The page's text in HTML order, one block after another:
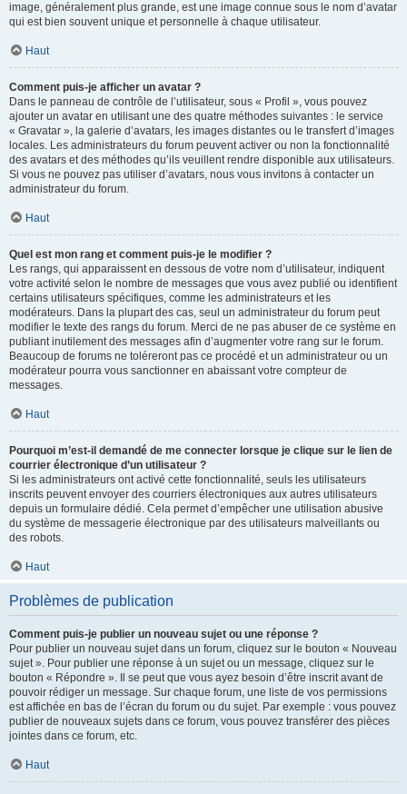
image, généralement plus grande, est une image connue sous le nom d’avatar
qui est bien souvent unique et personnelle à chaque utilisateur.
Haut
Comment puis-je afficher un avatar ?
Dans le panneau de contrôle de l’utilisateur, sous « Profil », vous pouvez
ajouter un avatar en utilisant une des quatre méthodes suivantes : le service
« Gravatar », la galerie d’avatars, les images distantes ou le transfert d’images
locales. Les administrateurs du forum peuvent activer ou non la fonctionnalité
des avatars et des méthodes qu’ils veuillent rendre disponible aux utilisateurs.
Si vous ne pouvez pas utiliser d’avatars, nous vous invitons à contacter un
administrateur du forum.
Haut
Quel est mon rang et comment puis-je le modifier ?
Les rangs, qui apparaissent en dessous de votre nom d’utilisateur, indiquent
votre activité selon le nombre de messages que vous avez publié ou identifient
certains utilisateurs spécifiques, comme les administrateurs et les
modérateurs. Dans la plupart des cas, seul un administrateur du forum peut
modifier le texte des rangs du forum. Merci de ne pas abuser de ce système en
publiant inutilement des messages afin d’augmenter votre rang sur le forum.
Beaucoup de forums ne toléreront pas ce procédé et un administrateur ou un
modérateur pourra vous sanctionner en abaissant votre compteur de
messages.
Haut
Pourquoi m’est-il demandé de me connecter lorsque je clique sur le lien de
courrier électronique d’un utilisateur ?
Si les administrateurs ont activé cette fonctionnalité, seuls les utilisateurs
inscrits peuvent envoyer des courriers électroniques aux autres utilisateurs
depuis un formulaire dédié. Cela permet d’empêcher une utilisation abusive
du système de messagerie électronique par des utilisateurs malveillants ou
des robots.
Haut
Problèmes de publication
Comment puis-je publier un nouveau sujet ou une réponse ?
Pour publier un nouveau sujet dans un forum, cliquez sur le bouton « Nouveau
sujet ». Pour publier une réponse à un sujet ou un message, cliquez sur le
bouton « Répondre ». Il se peut que vous ayez besoin d’être inscrit avant de
pouvoir rédiger un message. Sur chaque forum, une liste de vos permissions
est affichée en bas de l’écran du forum ou du sujet. Par exemple : vous pouvez
publier de nouveaux sujets dans ce forum, vous pouvez transférer des pièces
jointes dans ce forum, etc.
Haut